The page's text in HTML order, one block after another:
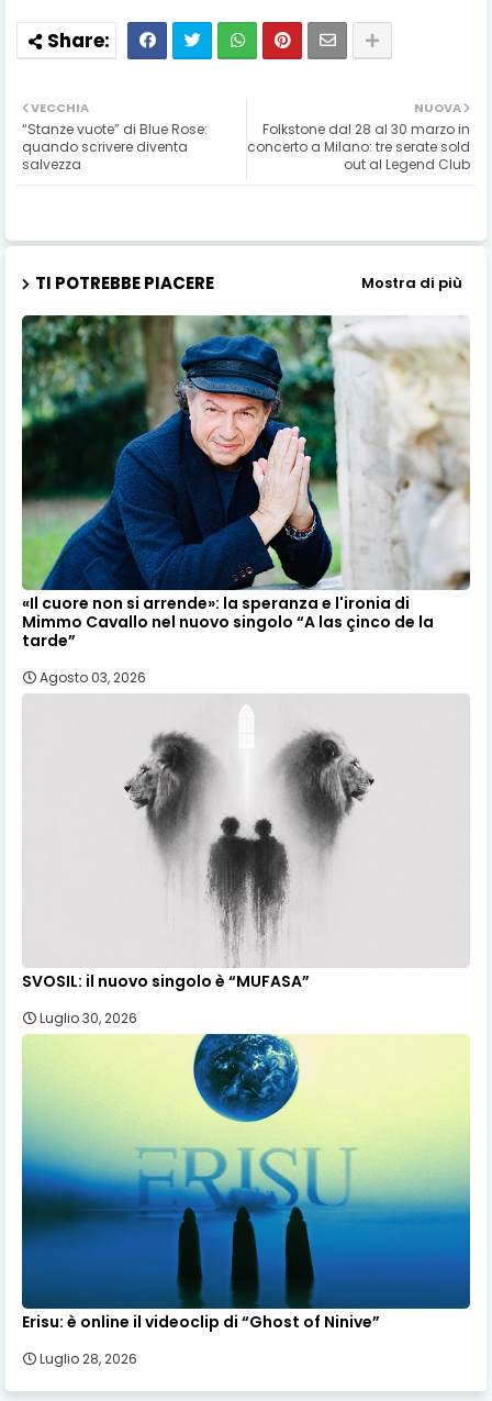
NUOVA
Folkstone dal 28 al 30 marzo in
concerto a Milano: tre serate sold
out al Legend Club
VECCHIA
“Stanze vuote” di Blue Rose:
quando scrivere diventa
salvezza
TI POTREBBE PIACERE Mostra di più
«Il cuore non si arrende»: la speranza e l'ironia di
Mimmo Cavallo nel nuovo singolo “A las çinco de la
tarde”
Agosto 03, 2026
SVOSIL: il nuovo singolo è “MUFASA”
Luglio 30, 2026
Erisu: è online il videoclip di “Ghost of Ninive”
Luglio 28, 2026